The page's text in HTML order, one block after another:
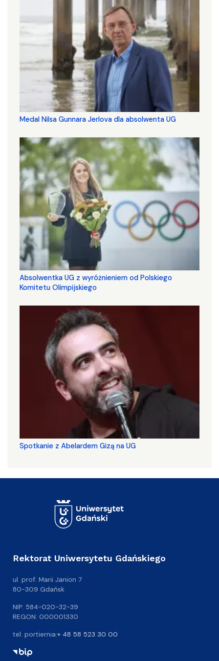
Medal Nilsa Gunnara Jerlova dla absolwenta UG
Absolwentka UG z wyróżnieniem od Polskiego
Komitetu Olimpijskiego
Spotkanie z Abelardem Gizą na UG
Rektorat Uniwersytetu Gdańskiego
ul. prof. Marii Janion 7
80-309 Gdańsk
NIP: 584-020-32-39
REGON: 000001330
tel. portiernia:+ 48 58 523 30 00